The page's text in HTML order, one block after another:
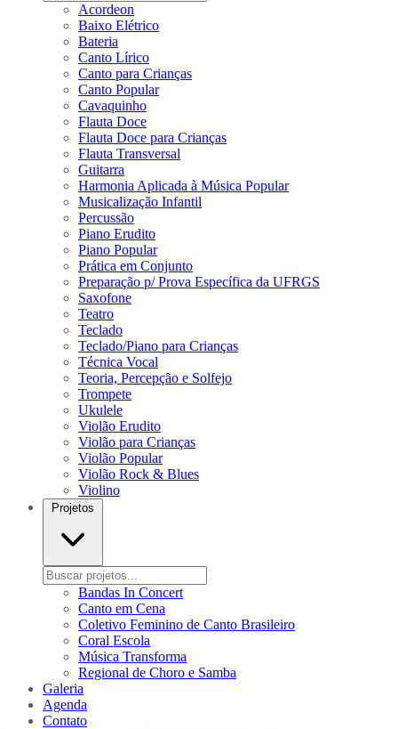
Acordeon
Baixo Elétrico
Bateria
Canto Lírico
Canto para Crianças
Canto Popular
Cavaquinho
Flauta Doce
Flauta Doce para Crianças
Flauta Transversal
Guitarra
Harmonia Aplicada à Música Popular
Musicalização Infantil
Percussão
Piano Erudito
Piano Popular
Prática em Conjunto
Preparação p/ Prova Específica da UFRGS
Saxofone
Teatro
Teclado
Teclado/Piano para Crianças
Técnica Vocal
Teoria, Percepção e Solfejo
Trompete
Ukulele
Violão Erudito
Violão para Crianças
Violão Popular
Violão Rock & Blues
Violino
Projetos
Bandas In Concert
Canto em Cena
Coletivo Feminino de Canto Brasileiro
Coral Escola
Música Transforma
Regional de Choro e Samba
Galeria
Agenda
Contato